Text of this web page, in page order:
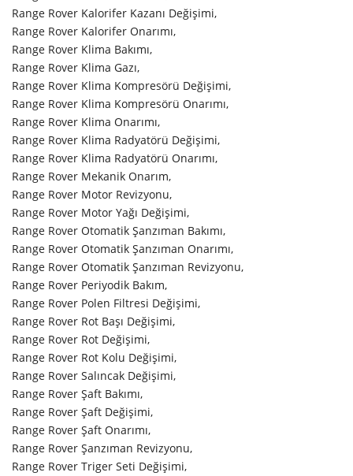
Range Rover Kalorifer Kazanı Değişimi,
Range Rover Kalorifer Onarımı,
Range Rover Klima Bakımı,
Range Rover Klima Gazı,
Range Rover Klima Kompresörü Değişimi,
Range Rover Klima Kompresörü Onarımı,
Range Rover Klima Onarımı,
Range Rover Klima Radyatörü Değişimi,
Range Rover Klima Radyatörü Onarımı,
Range Rover Mekanik Onarım,
Range Rover Motor Revizyonu,
Range Rover Motor Yağı Değişimi,
Range Rover Otomatik Şanzıman Bakımı,
Range Rover Otomatik Şanzıman Onarımı,
Range Rover Otomatik Şanzıman Revizyonu,
Range Rover Periyodik Bakım,
Range Rover Polen Filtresi Değişimi,
Range Rover Rot Başı Değişimi,
Range Rover Rot Değişimi,
Range Rover Rot Kolu Değişimi,
Range Rover Salıncak Değişimi,
Range Rover Şaft Bakımı,
Range Rover Şaft Değişimi,
Range Rover Şaft Onarımı,
Range Rover Şanzıman Revizyonu,
Range Rover Triger Seti Değişimi,